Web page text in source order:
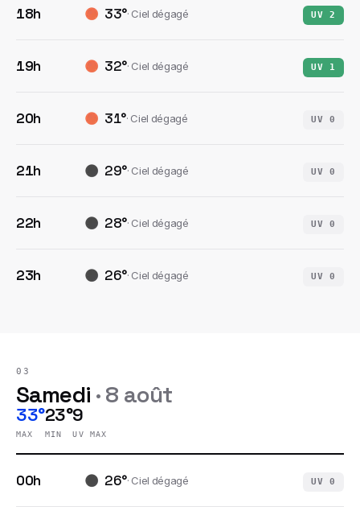
18h 33°· Ciel dégagé UV2
19h 32°· Ciel dégagé UV 1
20h 31°· Ciel dégagé UV0
21h 29°· Ciel dégagé UV0
22h 28°· Ciel dégagé UV0
23h 26°· Ciel dégagé UV0
03
Samedi ·8 août
33°
MAX
23°
MIN
9
UV MAX
00h 26°· Ciel dégagé UV0